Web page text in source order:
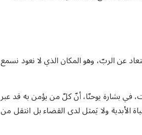
عن الربّ، وهو المكان الذي لا نعود نسمع
في بشارة يوحنّا، أنّ كلّ من يؤمن به قد عبر
الأبدية ولا يَمثل لدى القضاء بل انتقل من